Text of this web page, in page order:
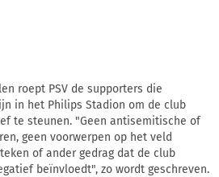
roept PSV de supporters die
in het Philips Stadion om de club
te steunen. "Geen antisemitische of
geen voorwerpen op het veld
of ander gedrag dat de club
beïnvloedt", zo wordt geschreven.